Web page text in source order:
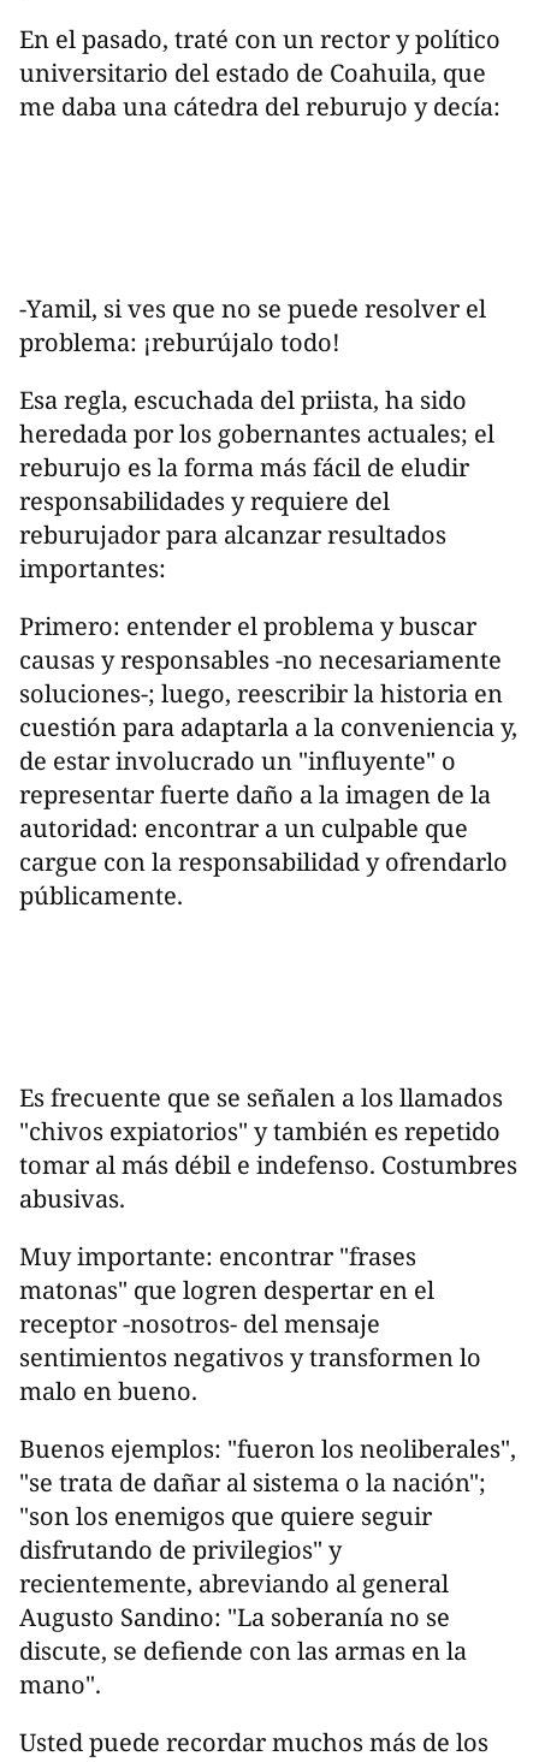
En el pasado, traté con un rector y político
universitario del estado de Coahuila, que
me daba una cátedra del reburujo y decía:
-Yamil, si ves que no se puede resolver el
problema: ¡reburújalo todo!
Esa regla, escuchada del priista, ha sido
heredada por los gobernantes actuales; el
reburujo es la forma más fácil de eludir
responsabilidades y requiere del
reburujador para alcanzar resultados
importantes:
Primero: entender el problema y buscar
causas y responsables -no necesariamente
soluciones-; luego, reescribir la historia en
cuestión para adaptarla a la conveniencia y,
de estar involucrado un "influyente" o
representar fuerte daño a la imagen de la
autoridad: encontrar a un culpable que
cargue con la responsabilidad y ofrendarlo
públicamente.
Es frecuente que se señalen a los llamados
"chivos expiatorios" y también es repetido
tomar al más débil e indefenso. Costumbres
abusivas.
Muy importante: encontrar "frases
matonas" que logren despertar en el
receptor -nosotros- del mensaje
sentimientos negativos y transformen lo
malo en bueno.
Buenos ejemplos: "fueron los neoliberales",
"se trata de dañar al sistema o la nación";
"son los enemigos que quiere seguir
disfrutando de privilegios" y
recientemente, abreviando al general
Augusto Sandino: "La soberanía no se
discute, se defiende con las armas en la
mano".
Usted puede recordar muchos más de los